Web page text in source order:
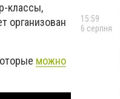
классы,
организован
можно
15:59
6 серпня